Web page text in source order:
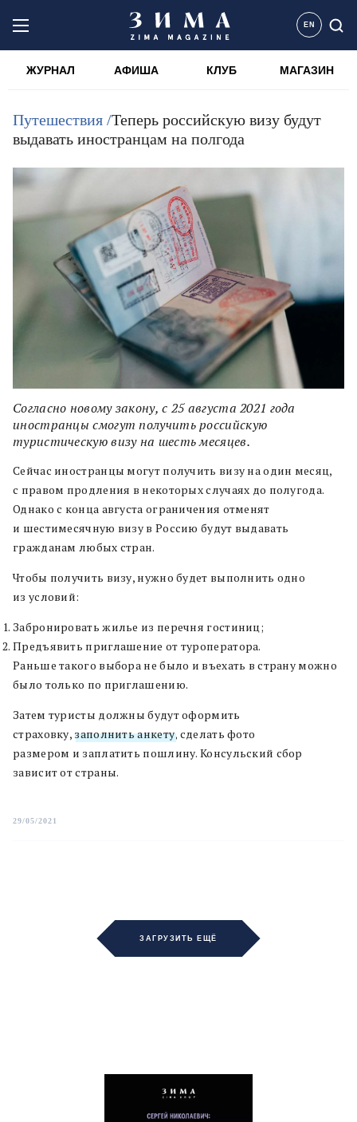
EN
ЖУРНАЛ АФИША КЛУБ МАГАЗИН
Путешествия /Теперь российскую визу будут
выдавать иностранцам на полгода
Согласно новому закону, c 25 августа 2021 года
иностранцы смогут получить российскую
туристическую визу на шесть месяцев.
Сейчас иностранцы могут получить визу на один месяц,
с правом продления в некоторых случаях до полугода.
Однако с конца августа ограничения отменят
и шестимесячную визу в Россию будут выдавать
гражданам любых стран.
Чтобы получить визу, нужно будет выполнить одно
из условий:
Забронировать жилье из перечня гостиниц;
Предъявить приглашение от туроператора.
Раньше такого выбора не было и въехать в страну можно
было только по приглашению.
Затем туристы должны будут оформить
страховку, заполнить анкету, сделать фото
размером и заплатить пошлину. Консульский сбор
зависит от страны.
29/05/2021
ЗАГРУЗИТЬ ЕЩЁ